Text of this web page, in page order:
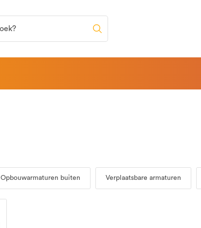
Opbouwarmaturen buiten Verplaatsbare armaturen